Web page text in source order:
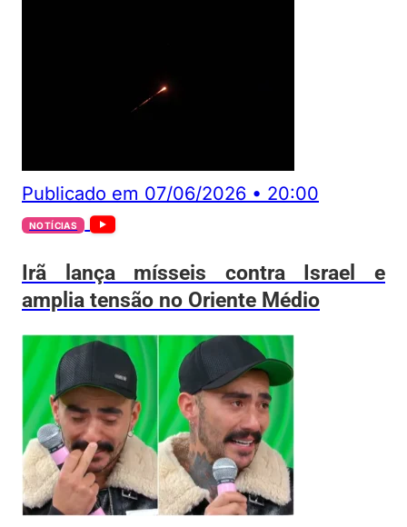
Publicado em 07/06/2026 • 20:00
NOTÍCIAS
Irã lança mísseis contra Israel e
amplia tensão no Oriente Médio